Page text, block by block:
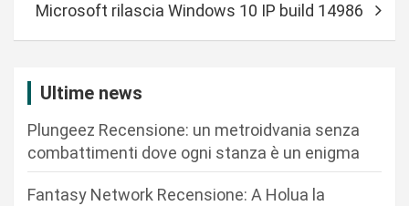
Microsoft rilascia Windows 10 IP build 14986
Ultime news
Plungeez Recensione: un metroidvania senza
combattimenti dove ogni stanza è un enigma
Fantasy Network Recensione: A Holua la